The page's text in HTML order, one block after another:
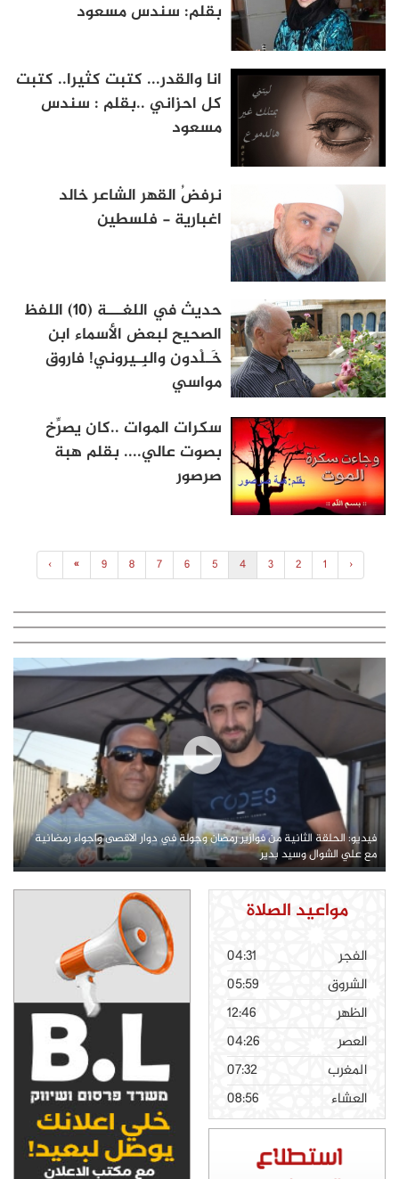
بقلم: سندس مسعود
انا والقدر... كتبت كثيرا.. كتبت
كل احزاني ..بقلم : سندس
مسعود
نرفضُ القهر الشاعر خالد
اغبارية - فلسطين
حديث في اللغـــة (10) اللفظ
الصحيح لبعض الأسماء ابن
خَـلْدون والبِـيروني! فاروق
مواسي
سكرات الموات ..كان يصرِّخ
بصوت عالي.... بقلم هبة
صرصور
2
3
4
5
6
7
8
9
»
فيديو: الحلقة الثانية من فوازير رمضان وجولة في دوار الاقصى واجواء رمضانية
مع علي الشوال وسيد بدير
مواعيد الصلاة
الفجر
04:31
الشروق
05:59
الظهر
12:46
العصر
04:26
المغرب
07:32
العشاء
08:56